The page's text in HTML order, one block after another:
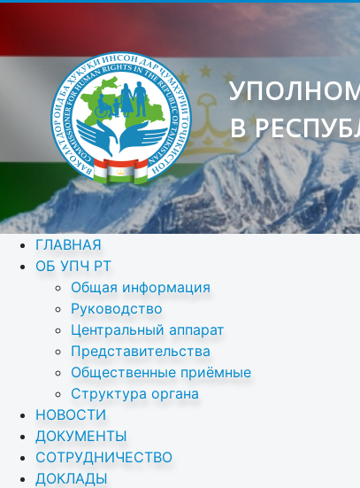
В
ГЛАВНАЯ
ОБ УПЧ РТ
Общая информация
Руководство
Центральный аппарат
Представительства
Общественные приёмные
Структура органа
НОВОСТИ
ДОКУМЕНТЫ
СОТРУДНИЧЕСТВО
ДОКЛАДЫ